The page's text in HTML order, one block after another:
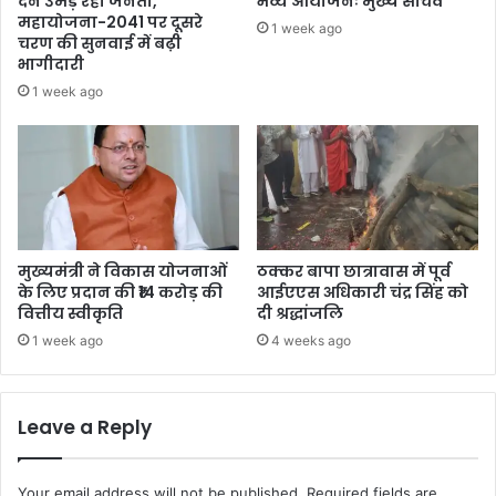
महायोजना-2041 पर दूसरे
चरण की सुनवाई में बढ़ी
भागीदारी
1 week ago
1 week ago
मुख्यमंत्री ने विकास योजनाओं
के लिए प्रदान की ₹14 करोड़ की
वित्तीय स्वीकृति
1 week ago
ठक्कर बापा छात्रावास में पूर्व
आईएएस अधिकारी चंद्र सिंह को
दी श्रद्धांजलि
4 weeks ago
Leave a Reply